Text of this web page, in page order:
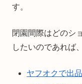
す。
閉園間際はどのシ
したいのであれば
ヤフオクで出